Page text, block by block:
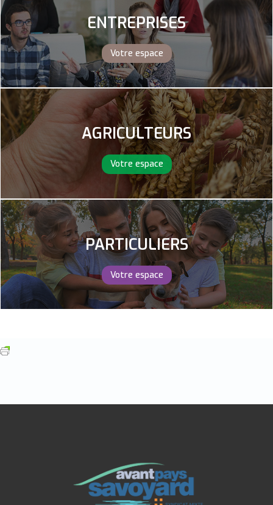
ENTREPRISES
Votre espace
AGRICULTEURS
Votre espace
PARTICULIERS
Votre espace